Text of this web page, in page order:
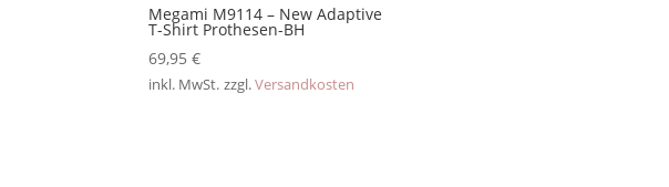
Megami M9114 – New Adaptive
T-Shirt Prothesen-BH
69,95€
inkl. MwSt. zzgl.Versandkosten